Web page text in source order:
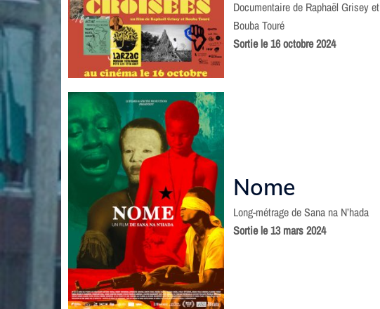
Documentaire de Raphaël Grisey et
Bouba Touré
Sortie le 16 octobre 2024
Nome
Long-métrage de Sana na N’hada
Sortie le 13 mars 2024